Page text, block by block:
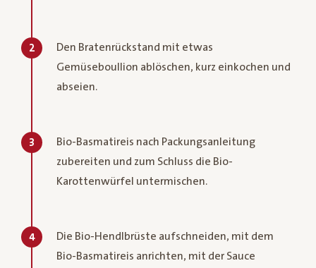
2
Den Bratenrückstand mit etwas
Gemüseboullion ablöschen, kurz einkochen und
abseien.
3
Bio-Basmatireis nach Packungsanleitung
zubereiten und zum Schluss die Bio-
Karottenwürfel untermischen.
4
Die Bio-Hendlbrüste aufschneiden, mit dem
Bio-Basmatireis anrichten, mit der Sauce